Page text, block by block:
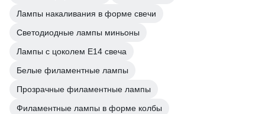
Лампы накаливания в форме свечи
Светодиодные лампы миньоны
Лампы с цоколем Е14 свеча
Белые филаментные лампы
Прозрачные филаментные лампы
Филаментные лампы в форме колбы